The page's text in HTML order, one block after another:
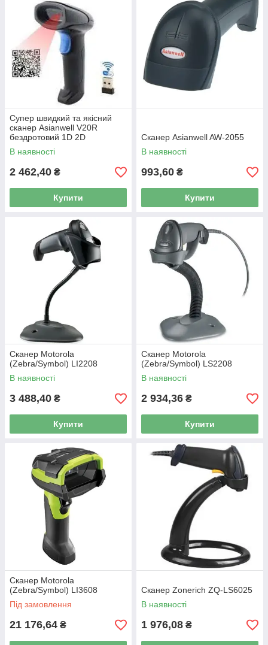
Супер швидкий та якісний
сканер Asianwell V20R
бездротовий 1D 2D
В наявності
2 462,40 ₴
Купити
Сканер Asianwell AW-2055
В наявності
993,60 ₴
Купити
Сканер Motorola
(Zebra/Symbol) LI2208
В наявності
3 488,40 ₴
Купити
Сканер Motorola
(Zebra/Symbol) LS2208
В наявності
2 934,36 ₴
Купити
Сканер Motorola
(Zebra/Symbol) LI3608
Під замовлення
21 176,64 ₴
Сканер Zonerich ZQ-LS6025
В наявності
1 976,08 ₴